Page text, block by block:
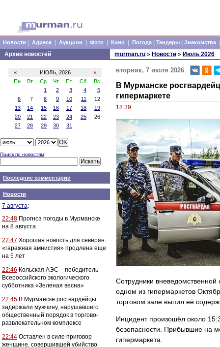
Новости Адреса Аукцион Фото Кино Погода Тендеры Знакомства
Архив новостей
« ИЮЛЬ, 2026
»
Пн
Вт Ср Чт Пт Сб
Вс
1
2 3 4
5
6
7 8 9 10 11
12
13
14 15 16 17 18
19
20
21 22 23 24 25
26
27
28 29 30 31
Поиск по новостям:
Последние комментарии
Новости
7 августа:
22:48 Прогноз погоды в Мурманске
на 8 августа
22:47 Хорошая новость для северян:
«гаражная амнистия» продлена еще
на 5 лет
22:46 Кольская АЭС – победитель
Всероссийского экологического
субботника «Зеленая весна»
22:45 В Мурманске росгвардейцы
задержали мужчину, нарушавшего
общественный порядок в торгово-
развлекательном комплексе
22:44 Оставлен в силе приговор
женщине, совершившей убийство
murman.ru » Новости » Июль 2026
вторник, 7 июля 2026
В Мурманске
гипермаркете
18:39
Сотрудники
одном из гипермаркетов
торговом зале выпил её
Инцидент произошёл около
безопасности. Прибывшие на
гипермаркета.